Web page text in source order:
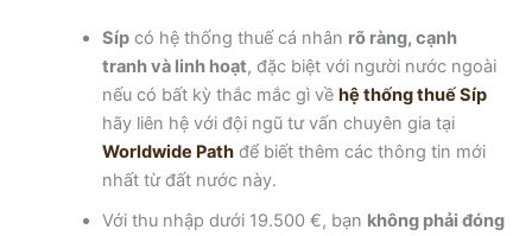
Síp có hệ thống thuế cá nhân rõ ràng, cạnh
tranh và linh hoạt, đặc biệt với người nước ngoài
nếu có bất kỳ thắc mắc gì vềhệ thống thuế Síp
hãy liên hệ với đội ngũ tư vấn chuyên gia tại
Worldwide Path để biết thêm các thông tin mới
nhất từ đất nước này.
Với thu nhập dưới 19.500 €, bạn không phải đóng